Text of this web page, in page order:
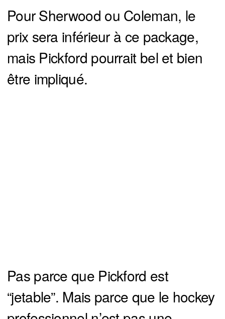
Pour Sherwood ou Coleman, le
prix sera inférieur à ce package,
mais Pickford pourrait bel et bien
être impliqué.
Pas parce que Pickford est
“jetable”. Mais parce que le hockey